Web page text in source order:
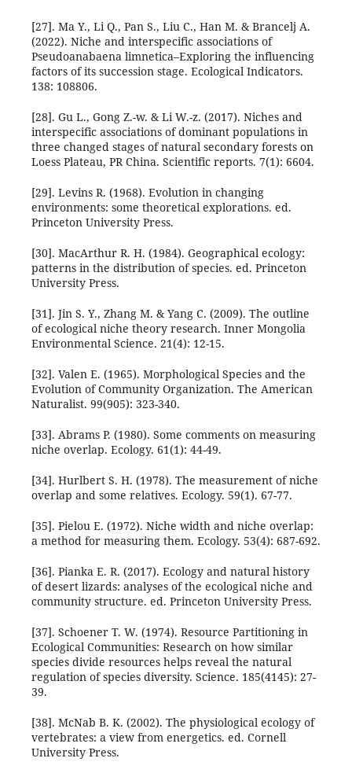
[27]. Ma Y., Li Q., Pan S., Liu C., Han M. & Brancelj A.
(2022). Niche and interspecific associations of
Pseudoanabaena limnetica–Exploring the influencing
factors of its succession stage. Ecological Indicators.
138: 108806.
[28]. Gu L., Gong Z.-w. & Li W.-z. (2017). Niches and
interspecific associations of dominant populations in
three changed stages of natural secondary forests on
Loess Plateau, PR China. Scientific reports. 7(1): 6604.
[29]. Levins R. (1968). Evolution in changing
environments: some theoretical explorations. ed.
Princeton University Press.
[30]. MacArthur R. H. (1984). Geographical ecology:
patterns in the distribution of species. ed. Princeton
University Press.
[31]. Jin S. Y., Zhang M. & Yang C. (2009). The outline
of ecological niche theory research. Inner Mongolia
Environmental Science. 21(4): 12-15.
[32]. Valen E. (1965). Morphological Species and the
Evolution of Community Organization. The American
Naturalist. 99(905): 323-340.
[33]. Abrams P. (1980). Some comments on measuring
niche overlap. Ecology. 61(1): 44-49.
[34]. Hurlbert S. H. (1978). The measurement of niche
overlap and some relatives. Ecology. 59(1). 67-77.
[35]. Pielou E. (1972). Niche width and niche overlap:
a method for measuring them. Ecology. 53(4): 687-692.
[36]. Pianka E. R. (2017). Ecology and natural history
of desert lizards: analyses of the ecological niche and
community structure. ed. Princeton University Press.
[37]. Schoener T. W. (1974). Resource Partitioning in
Ecological Communities: Research on how similar
species divide resources helps reveal the natural
regulation of species diversity. Science. 185(4145): 27-
39.
[38]. McNab B. K. (2002). The physiological ecology of
vertebrates: a view from energetics. ed. Cornell
University Press.